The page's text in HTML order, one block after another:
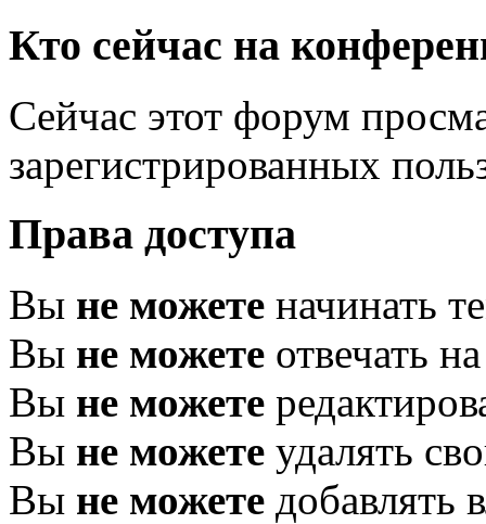
Кто сейчас на
Сейчас этот форум
зарегистрированных
Права доступа
Вы не можете начинать
Вы не можете отвечать
Вы не можете
Вы не можете удалять
Вы не можете добавлять